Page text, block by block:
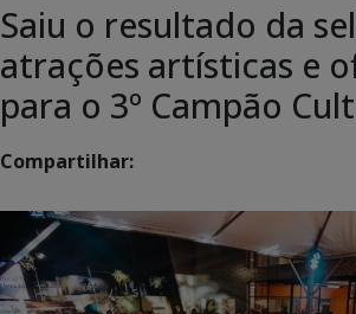
Saiu o resultado da
atrações artísticas e
para o 3º Campão
Compartilhar: